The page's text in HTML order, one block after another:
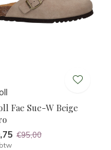
Fae Sue-W Beige
€95,00